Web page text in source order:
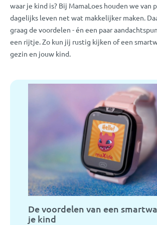
waar je kind is? Bij MamaLoes houden we van
dagelijks leven net wat makkelijker maken.
graag de voordelen - én een paar
een rijtje. Zo kun jij rustig kijken of een
gezin en jouw kind.
De voordelen van een
je kind